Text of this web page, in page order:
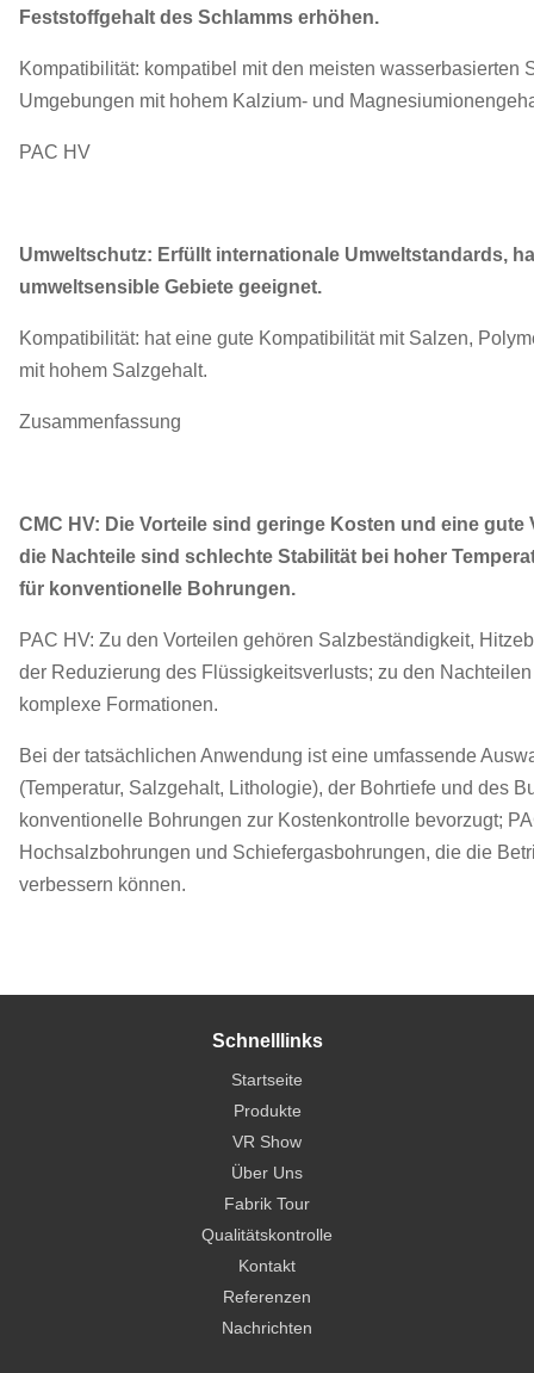
Feststoffgehalt des Schlamms erhöhen.
Kompatibilität: kompatibel mit den meisten wasserbasierten
Umgebungen mit hohem Kalzium- und
PAC HV
Umweltschutz: Erfüllt internationale Umweltstandards,
umweltsensible Gebiete geeignet.
Kompatibilität: hat eine gute Kompatibilität mit Salzen,
mit hohem Salzgehalt.
Zusammenfassung
CMC HV: Die Vorteile sind geringe Kosten und eine
die Nachteile sind schlechte Stabilität bei hoher
für konventionelle Bohrungen.
PAC HV: Zu den Vorteilen gehören Salzbeständigkeit,
der Reduzierung des Flüssigkeitsverlusts; zu den
komplexe Formationen.
Bei der tatsächlichen Anwendung ist eine umfassende
(Temperatur, Salzgehalt, Lithologie), der Bohrtiefe und des
konventionelle Bohrungen zur Kostenkontrolle bevorzugt;
Hochsalzbohrungen und Schiefergasbohrungen, die die
verbessern können.
Schnelllinks
Startseite
Produkte
VR Show
Über Uns
Fabrik Tour
Qualitätskontrolle
Kontakt
Referenzen
Nachrichten